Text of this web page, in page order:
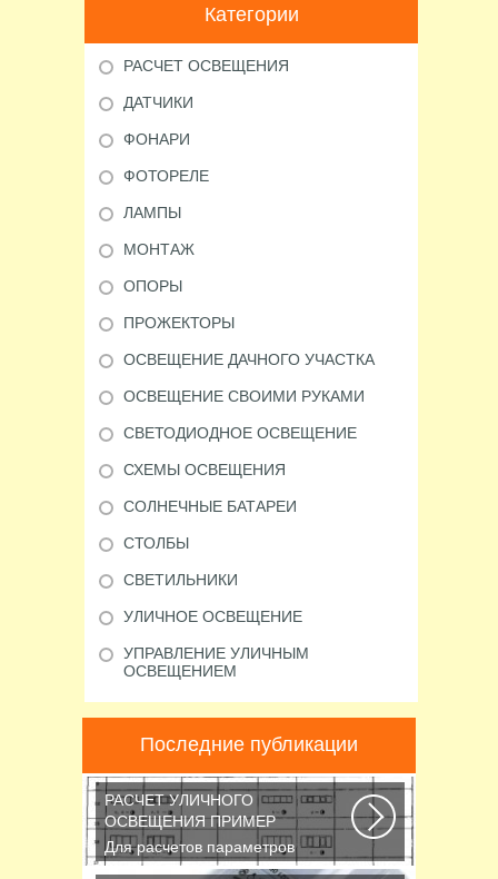
Категории
РАСЧЕТ ОСВЕЩЕНИЯ
ДАТЧИКИ
ФОНАРИ
ФОТОРЕЛЕ
ЛАМПЫ
МОНТАЖ
ОПОРЫ
ПРОЖЕКТОРЫ
ОСВЕЩЕНИЕ ДАЧНОГО УЧАСТКА
ОСВЕЩЕНИЕ СВОИМИ РУКАМИ
СВЕТОДИОДНОЕ ОСВЕЩЕНИЕ
СХЕМЫ ОСВЕЩЕНИЯ
СОЛНЕЧНЫЕ БАТАРЕИ
СТОЛБЫ
СВЕТИЛЬНИКИ
УЛИЧНОЕ ОСВЕЩЕНИЕ
УПРАВЛЕНИЕ УЛИЧНЫМ
ОСВЕЩЕНИЕМ
Последние публикации
РАСЧЕТ УЛИЧНОГО
ОСВЕЩЕНИЯ ПРИМЕР
Для расчетов параметров
наружного освещения